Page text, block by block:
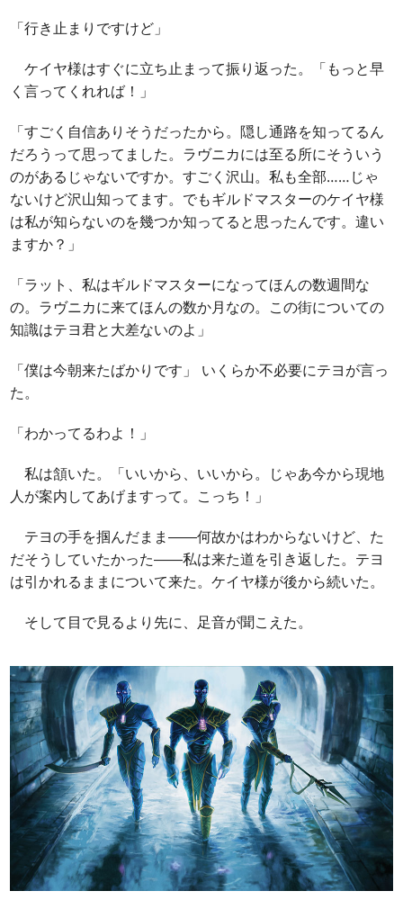
「行き止まりですけど」
ケイヤ様はすぐに立ち止まって振り返った。「もっと早
く言ってくれれば！」
「すごく自信ありそうだったから。隠し通路を知ってるん
だろうって思ってました。ラヴニカには至る所にそういう
のがあるじゃないですか。すごく沢山。私も全部……じゃ
ないけど沢山知ってます。でもギルドマスターのケイヤ様
は私が知らないのを幾つか知ってると思ったんです。違い
ますか？」
「ラット、私はギルドマスターになってほんの数週間な
の。ラヴニカに来てほんの数か月なの。この街についての
知識はテヨ君と大差ないのよ」
「僕は今朝来たばかりです」 いくらか不必要にテヨが言っ
た。
「わかってるわよ！」
私は頷いた。「いいから、いいから。じゃあ今から現地
人が案内してあげますって。こっち！」
テヨの手を掴んだまま――何故かはわからないけど、た
だそうしていたかった――私は来た道を引き返した。テヨ
は引かれるままについて来た。ケイヤ様が後から続いた。
そして目で見るより先に、足音が聞こえた。